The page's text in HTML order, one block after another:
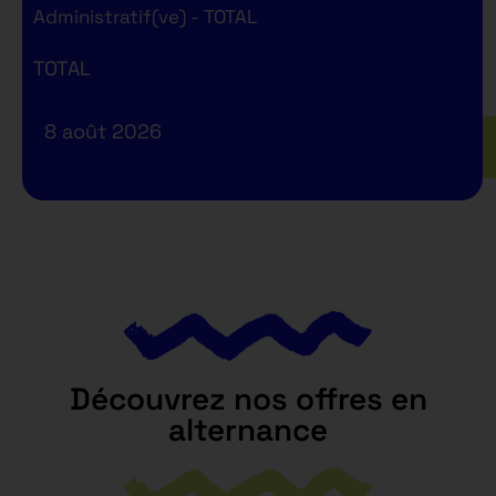
Administratif(ve) - TOTAL
TOTAL
8 août 2026
Découvrez nos offres en
alternance